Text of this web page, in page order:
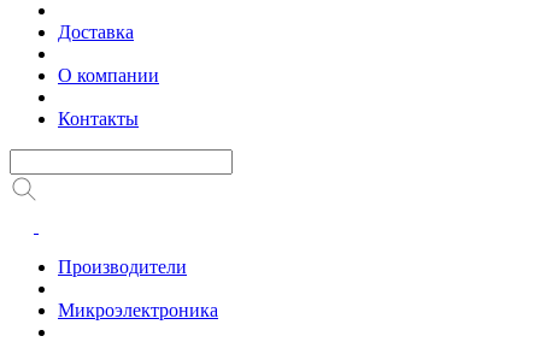
Доставка
О компании
Контакты
Производители
Микроэлектроника